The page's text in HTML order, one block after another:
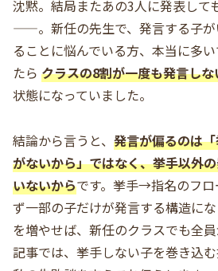
沈黙。結局またあの3人に発表して
——。新任の先生で、発言する子が
ることに悩んでいる方、本当に多
たら クラスの8割が一度も発言し
状態になっていました。
結論から言うと、 発言が偏るのは
がないから」ではなく、挙手以外
いないからです。挙手→指名のフ
ず一部の子だけが発言する構造に
を増やせば、新任のクラスでも全
記事では、挙手しない子を巻き込む